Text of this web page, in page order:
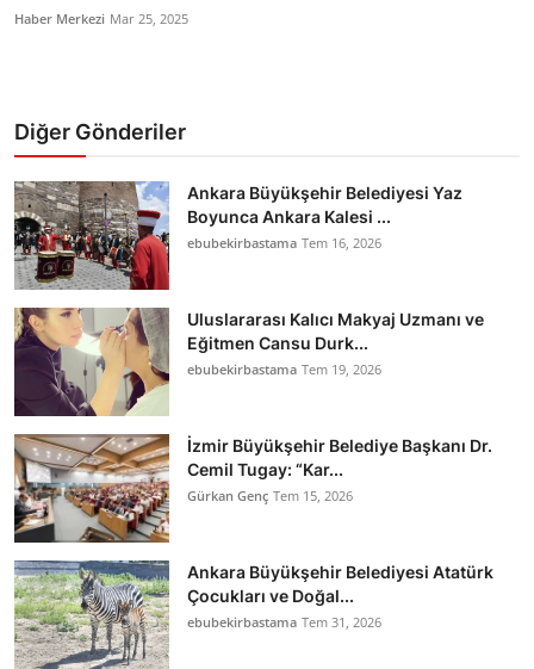
Haber Merkezi Mar 25, 2025
Diğer Gönderiler
Ankara Büyükşehir Belediyesi Yaz
Boyunca Ankara Kalesi ...
ebubekirbastama Tem 16, 2026
Uluslararası Kalıcı Makyaj Uzmanı ve
Eğitmen Cansu Durk...
ebubekirbastama Tem 19, 2026
İzmir Büyükşehir Belediye Başkanı Dr.
Cemil Tugay: “Kar...
Gürkan Genç Tem 15, 2026
Ankara Büyükşehir Belediyesi Atatürk
Çocukları ve Doğal...
ebubekirbastama Tem 31, 2026